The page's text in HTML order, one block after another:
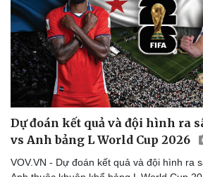
Dự đoán kết quả và đội hình ra
vs Anh bảng L World Cup 2026
VOV.VN - Dự đoán kết quả và đội hình ra